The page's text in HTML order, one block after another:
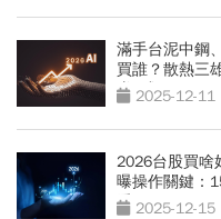
滿手台泥中鋼
買誰？散熱三
賺6成」
2025-12-11
2026台股買啥
曝操作關鍵：
看 2025-12-15